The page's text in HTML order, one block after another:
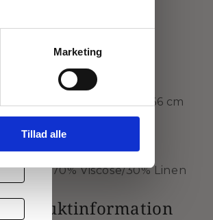
Marketing
Tillad alle
Denne model er str. M
Halv talje: 44 cm
Indvendig skridtlængde: 66 cm
Brand: Gozzip Woman
Style nr.: G252029
Kvalitet: 70% Viscose/30% Linen
Produktinformation